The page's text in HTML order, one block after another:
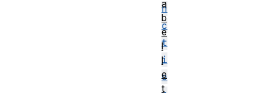
n
c
t
i
o
a
b
e
l
l
e
t